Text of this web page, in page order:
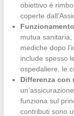
obiettivo è
coperte
Funzionamento
mutua
mediche dopo
include spesso
ospedaliere, le
Differenza con
funziona sul
contributi sono